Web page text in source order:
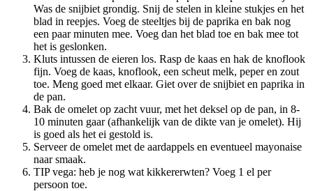
Was de snijbiet grondig. Snij de stelen in kleine stukjes en het
blad in reepjes. Voeg de steeltjes bij de paprika en bak nog
een paar minuten mee. Voeg dan het blad toe en bak mee tot
het is geslonken.
Kluts intussen de eieren los. Rasp de kaas en hak de knoflook
fijn. Voeg de kaas, knoflook, een scheut melk, peper en zout
toe. Meng goed met elkaar. Giet over de snijbiet en paprika in
de pan.
Bak de omelet op zacht vuur, met het deksel op de pan, in 8-
10 minuten gaar (afhankelijk van de dikte van je omelet). Hij
is goed als het ei gestold is.
Serveer de omelet met de aardappels en eventueel mayonaise
naar smaak.
TIP vega: heb je nog wat kikkererwten? Voeg 1 el per
persoon toe.